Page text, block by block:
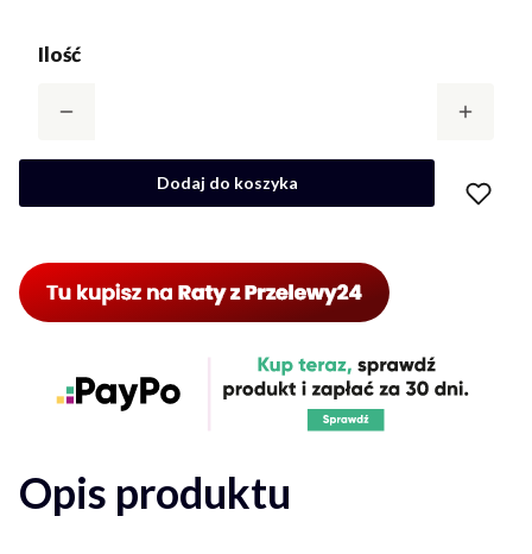
Ilość
Dodaj do koszyka
Opis produktu